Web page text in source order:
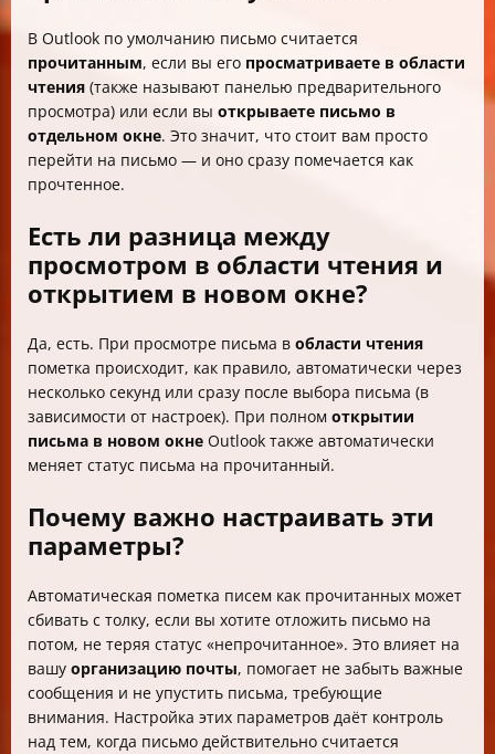
В Outlook по умолчанию письмо считается
прочитанным, если вы его просматриваете в области
чтения (также называют панелью предварительного
просмотра) или если вы открываете письмо в
отдельном окне. Это значит, что стоит вам просто
перейти на письмо — и оно сразу помечается как
прочтенное.
Есть ли разница между
просмотром в области чтения и
открытием в новом окне?
Да, есть. При просмотре письма в области чтения
пометка происходит, как правило, автоматически через
несколько секунд или сразу после выбора письма (в
зависимости от настроек). При полном открытии
письма в новом окне Outlook также автоматически
меняет статус письма на прочитанный.
Почему важно настраивать эти
параметры?
Автоматическая пометка писем как прочитанных может
сбивать с толку, если вы хотите отложить письмо на
потом, не теряя статус «непрочитанное». Это влияет на
вашу организацию почты, помогает не забыть важные
сообщения и не упустить письма, требующие
внимания. Настройка этих параметров даёт контроль
над тем, когда письмо действительно считается